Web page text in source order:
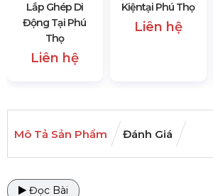
Lắp Ghép Di
Động Tại Phú
Thọ
Liên hệ
Kiệntại Phú Thọ
Liên hệ
Mô Tả Sản Phẩm Đánh Giá
Đọc Bài